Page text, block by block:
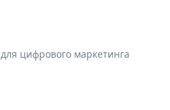
цифрового маркетинга